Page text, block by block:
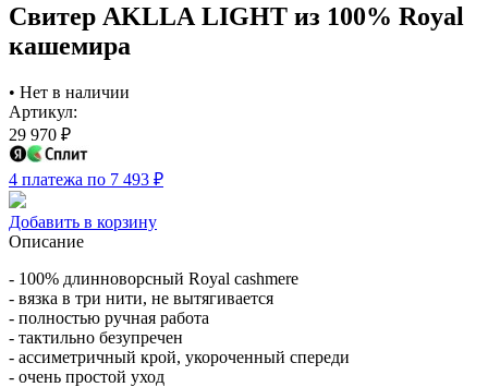
Свитер AKLLA LIGHT из 100% Royal
кашемира
• Нет в наличии
Артикул:
29 970 ₽
4 платежа по 7 493 ₽
Добавить в корзину
Описание
- 100% длинноворсный Royal cashmere
- вязка в три нити, не вытягивается
- полностью ручная работа
- тактильно безупречен
- ассиметричный крой, укороченный спереди
- очень простой уход